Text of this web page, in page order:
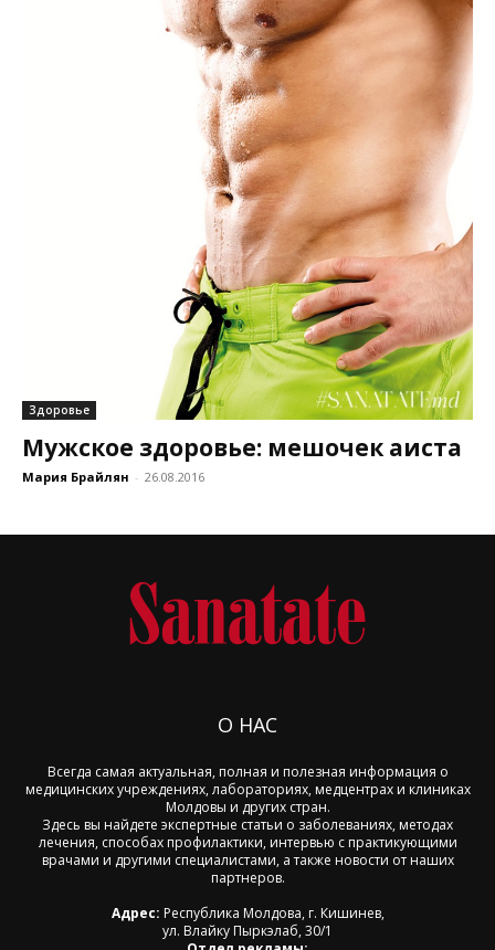
Здоровье
Мужское здоровье: мешочек аиста
Мария Брайлян - 26.08.2016
О НАС
Всегда самая актуальная, полная и полезная информация о
медицинских учреждениях, лабораториях, медцентрах и клиниках
Молдовы и других стран.
Здесь вы найдете экспертные статьи о заболеваниях, методах
лечения, способах профилактики, интервью с практикующими
врачами и другими специалистами, а также новости от наших
партнеров.
Адрес: Республика Молдова, г. Кишинев,
ул. Влайку Пыркэлаб, 30/1